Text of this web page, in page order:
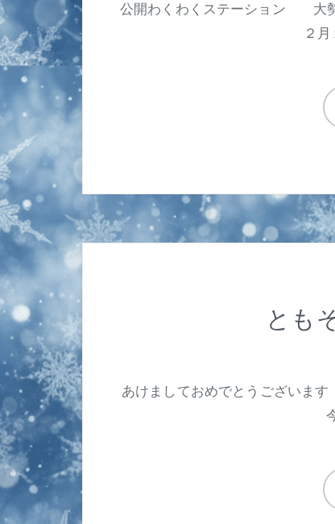
公開わくわくステーション 大
２
とも
あけましておめでとうございま
今